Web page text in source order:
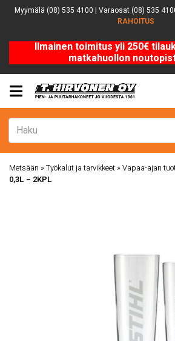
Myymälä (08) 535 4100 | Varaosat (08) 535
RAHOITUS
Ilmainen toimitus yli 250€
matkahuollon
Metsään »Työkalut ja tarvikkeet »Vapaa-ajan
0,3L – 2KPL